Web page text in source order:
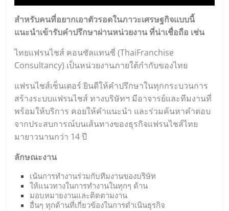
สำหรับคนที่อยากเอาตัวรอดในภาวะเศรษฐกิจแบบนี้
แนะนำเข้ารับคำปรึกษาผ่านหน่วยงาน ที่น่าเชื่อถือ เช่น
ไทยแฟรนไชส์ คอนซัลแทนซี่ (ThaiFranchise
Consultancy) เป็นหน่วยงานภายใต้กำกับของไทย
แฟรนไชส์เซ็นเตอร์ ยินดีให้คำปรึกษาในทุกกระบวนการ
สร้างระบบแฟรนไชส์ ทางบริษัทฯ มีอาจารย์และทีมงานที่
พร้อมให้บริการ คอยให้คำแนะนำ และร่วมค้นหาคำตอบ
จากประสบการณ์บนเส้นทางของธุรกิจแฟรนไชส์ไทย
มายาวนานกว่า 14 ปี
ลักษณะงาน
เน้นการทำงานร่วมกับทีมงานของบริษัท
ให้แนวทางในการทำงานในทุกๆ ด้าน
มอบหมายงานและติดตามงาน
อื่นๆ ทุกด้านที่เกี่ยวข้องในการดำเนินธุรกิจ